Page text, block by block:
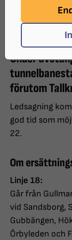
kommer
ersättas
Under
förutom
Ledsagning
god tid som
22.
Om
Linje 18:
Går från
vid Sandsborg,
Gubbängen,
Örbyleden och